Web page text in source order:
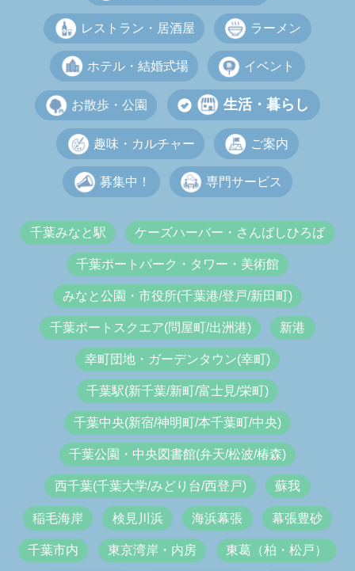
レストラン・居酒屋 ラーメン
ホテル・結婚式場 イベント
お散歩・公園 生活・暮らし
趣味・カルチャー ご案内
募集中！ 専門サービス
千葉みなと駅 ケーズハーバー・さんばしひろば
千葉ポートパーク・タワー・美術館
みなと公園・市役所(千葉港/登戸/新田町)
千葉ポートスクエア(問屋町/出洲港) 新港
幸町団地・ガーデンタウン(幸町)
千葉駅(新千葉/新町/富士見/栄町)
千葉中央(新宿/神明町/本千葉町/中央)
千葉公園・中央図書館(弁天/松波/椿森)
西千葉(千葉大学/みどり台/西登戸) 蘇我
稲毛海岸 検見川浜 海浜幕張 幕張豊砂
千葉市内 東京湾岸・内房 東葛（柏・松戸）